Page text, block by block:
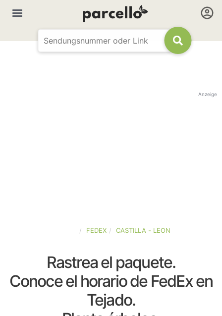
Anzeige
FEDEX CASTILLA - LEON
Rastrea el paquete.
Conoce el horario de FedEx en
Tejado.